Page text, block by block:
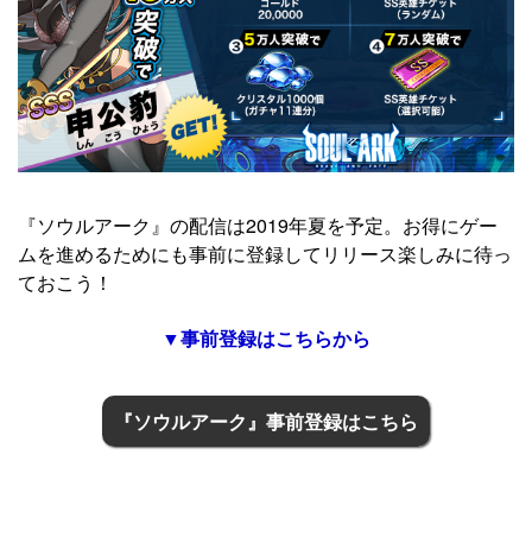
『ソウルアーク』の配信は2019年夏を予定。お得にゲー
ムを進めるためにも事前に登録してリリース楽しみに待っ
ておこう！
▼事前登録はこちらから
『ソウルアーク』事前登録はこちら